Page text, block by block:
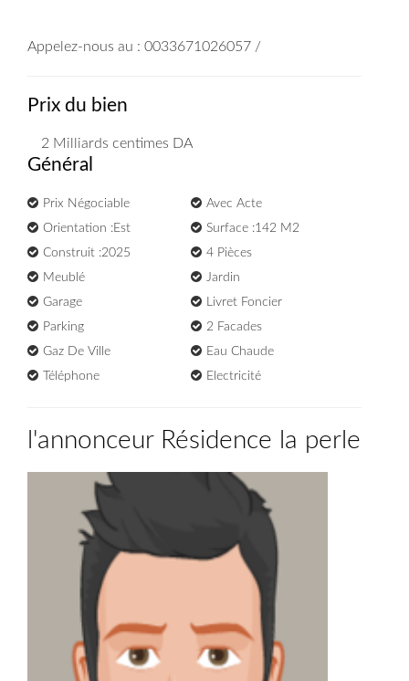
Appelez-nous au : 0033671026057 /
Prix du bien
2 Milliards centimes DA
Général
Prix Négociable
Avec Acte
Orientation :Est
Surface :142 M2
Construit :2025
4 Pièces
Meublé
Jardin
Garage
Livret Foncier
Parking
2 Facades
Gaz De Ville
Eau Chaude
Téléphone
Electricité
l'annonceur Résidence la perle